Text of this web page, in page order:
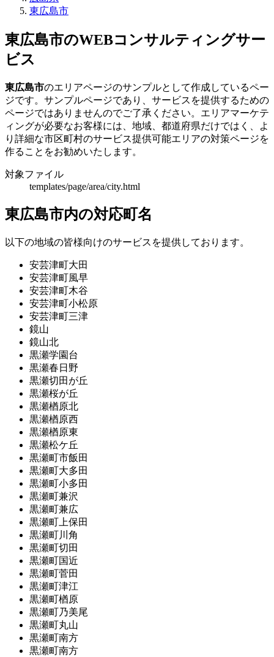
東広島市
東広島市のWEBコンサルティングサー
ビス
東広島市のエリアページのサンプルとして作成しているペー
ジです。サンプルページであり、サービスを提供するための
ページではありませんのでご了承ください。エリアマーケテ
ィングが必要なお客様には、地域、都道府県だけではく、よ
り詳細な市区町村のサービス提供可能エリアの対策ページを
作ることをお勧めいたします。
対象ファイル
templates/page/area/city.html
東広島市内の対応町名
以下の地域の皆様向けのサービスを提供しております。
安芸津町大田
安芸津町風早
安芸津町木谷
安芸津町小松原
安芸津町三津
鏡山
鏡山北
黒瀬学園台
黒瀬春日野
黒瀬切田が丘
黒瀬桜が丘
黒瀬楢原北
黒瀬楢原西
黒瀬楢原東
黒瀬松ケ丘
黒瀬町市飯田
黒瀬町大多田
黒瀬町小多田
黒瀬町兼沢
黒瀬町兼広
黒瀬町上保田
黒瀬町川角
黒瀬町切田
黒瀬町国近
黒瀬町菅田
黒瀬町津江
黒瀬町楢原
黒瀬町乃美尾
黒瀬町丸山
黒瀬町南方
黒瀬町南方